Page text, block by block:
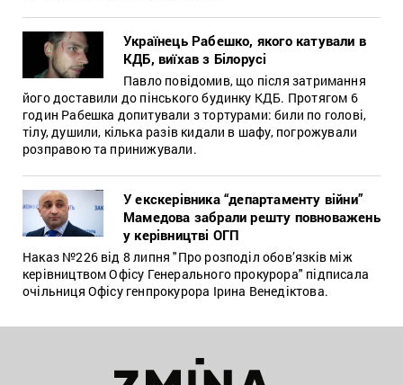
Українець Рабешко, якого катували в
КДБ, виїхав з Білорусі
Павло повідомив, що після затримання
його доставили до пінського будинку КДБ. Протягом 6
годин Рабешка допитували з тортурами: били по голові,
тілу, душили, кілька разів кидали в шафу, погрожували
розправою та принижували.
У екскерівника “департаменту війни”
Мамедова забрали решту повноважень
у керівництві ОГП
Наказ №226 від 8 липня "Про розподіл обов’язків між
керівництвом Офісу Генерального прокурора" підписала
очільниця Офісу генпрокурора Ірина Венедіктова.